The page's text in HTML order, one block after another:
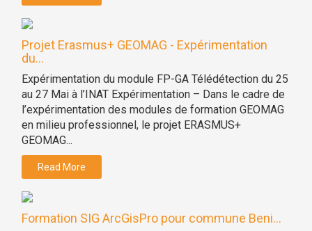
Projet Erasmus+ GEOMAG - Expérimentation
du...
Expérimentation du module FP-GA Télédétection du 25
au 27 Mai à l’INAT Expérimentation – Dans le cadre de
l’expérimentation des modules de formation GEOMAG
en milieu professionnel, le projet ERASMUS+
GEOMAG...
Read More
Formation SIG ArcGisPro pour commune Beni...